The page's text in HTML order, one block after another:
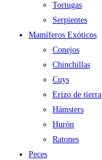
Tortugas
Serpientes
Mamíferos Exóticos
Conejos
Chinchillas
Cuys
Erizo de tierra
Hámsters
Hurón
Ratones
Peces